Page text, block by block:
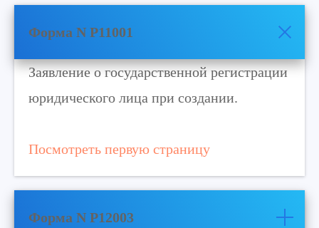
Форма N P11001
Заявление о государственной регистрации
юридического лица при создании.
Посмотреть первую страницу
Форма N P12003